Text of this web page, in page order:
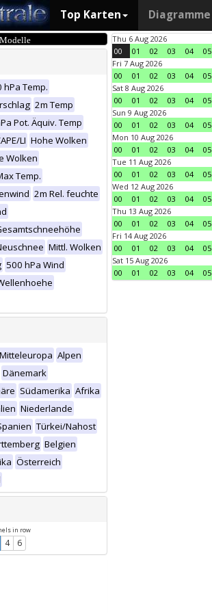
Top Karten Diagramme
hPa Temp.
2m Temp
Pot. Äquiv. Temp
LI Hohe Wolken
Wolken
Temp.
2m Rel. feuchte
Mittl. Wolken
500 hPa Wind
Mitteleuropa Alpen
Dänemark
Südamerika Afrika
Niederlande
Türkei/Nahost
Belgien
Österreich
in row
4 6
Thu 6 Aug 2026
00
01 02 03 04 05
Fri 7 Aug 2026
00
01 02 03 04 05
Sat 8 Aug 2026
00
01 02 03 04 05
Sun 9 Aug 2026
00
01 02 03 04 05
Mon 10 Aug 2026
00
01 02 03 04 05
Tue 11 Aug 2026
00
01 02 03 04 05
Wed 12 Aug 2026
00
01 02 03 04 05
Thu 13 Aug 2026
00
01 02 03 04 05
Fri 14 Aug 2026
00
01 02 03 04 05
Sat 15 Aug 2026
00
01 02 03 04 05